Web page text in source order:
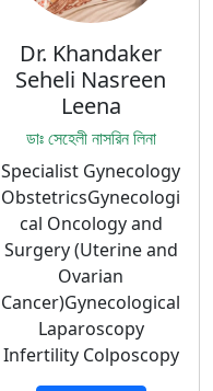
Dr. Khandaker
Seheli Nasreen
Leena
ডাঃ সেহেলী নাসরিন লিনা
Specialist Gynecology
ObstetricsGynecologi
cal Oncology and
Surgery (Uterine and
Ovarian
Cancer)Gynecological
Laparoscopy
Infertility Colposcopy